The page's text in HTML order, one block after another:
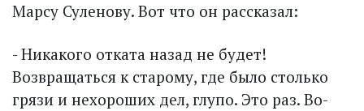
Марсу Суленову. Вот что он рассказал:
- Никакого отката назад не будет!
Возвращаться к старому, где было столько
грязи и нехороших дел, глупо. Это раз. Во-